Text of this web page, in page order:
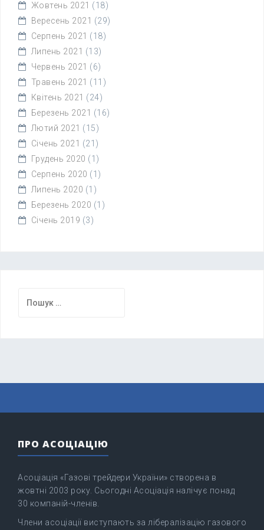
Жовтень 2021 (18)
Вересень 2021 (29)
Серпень 2021 (18)
Липень 2021 (13)
Червень 2021 (6)
Травень 2021 (11)
Квітень 2021 (24)
Березень 2021 (16)
Лютий 2021 (15)
Січень 2021 (21)
Грудень 2020 (1)
Серпень 2020 (1)
Липень 2020 (1)
Березень 2020 (1)
Січень 2019 (3)
ПРО АСОЦІАЦІЮ
Асоціація «Газові трейдери України» створена в
жовтні 2003 року. Сьогодні Асоціація налічує понад
30 компаній-членів.
Члени асоціації виступають за лібералізацію газового